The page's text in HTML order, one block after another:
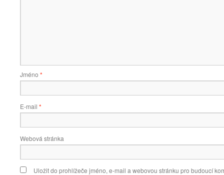
Jméno *
E-mail *
Webová stránka
Uložit do prohlížeče jméno, e-mail a webovou stránku pro budoucí